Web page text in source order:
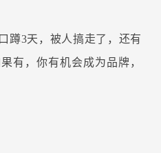
蹲3天，被人搞走了，还有
有，你有机会成为品牌，